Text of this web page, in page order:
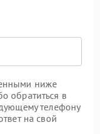
ниже
обратиться в
телефону
на свой